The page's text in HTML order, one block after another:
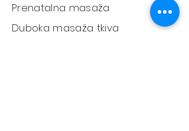
Prenatalna masaža
Duboka masaža tkiva